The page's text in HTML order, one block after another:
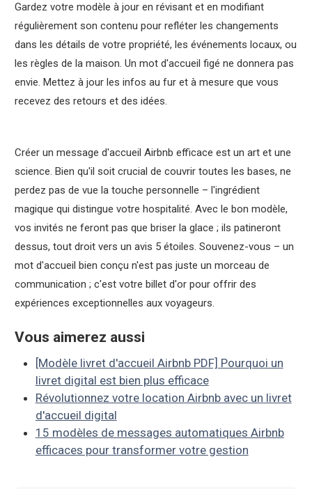
Gardez votre modèle à jour en révisant et en modifiant
régulièrement son contenu pour refléter les changements
dans les détails de votre propriété, les événements locaux, ou
les règles de la maison. Un mot d'accueil figé ne donnera pas
envie. Mettez à jour les infos au fur et à mesure que vous
recevez des retours et des idées.
Créer un message d'accueil Airbnb efficace est un art et une
science. Bien qu'il soit crucial de couvrir toutes les bases, ne
perdez pas de vue la touche personnelle – l'ingrédient
magique qui distingue votre hospitalité. Avec le bon modèle,
vos invités ne feront pas que briser la glace ; ils patineront
dessus, tout droit vers un avis 5 étoiles. Souvenez-vous – un
mot d'accueil bien conçu n'est pas juste un morceau de
communication ; c'est votre billet d'or pour offrir des
expériences exceptionnelles aux voyageurs.
Vous aimerez aussi
[Modèle livret d'accueil Airbnb PDF] Pourquoi un
livret digital est bien plus efficace
Révolutionnez votre location Airbnb avec un livret
d'accueil digital
15 modèles de messages automatiques Airbnb
efficaces pour transformer votre gestion